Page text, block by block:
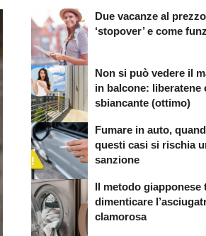
Due vacanze al
‘stopover’ e come
Non si può vedere il
in balcone: liberatene
sbiancante (ottimo)
Fumare in auto,
questi casi si rischia
sanzione
Il metodo giapponese
dimenticare
clamorosa